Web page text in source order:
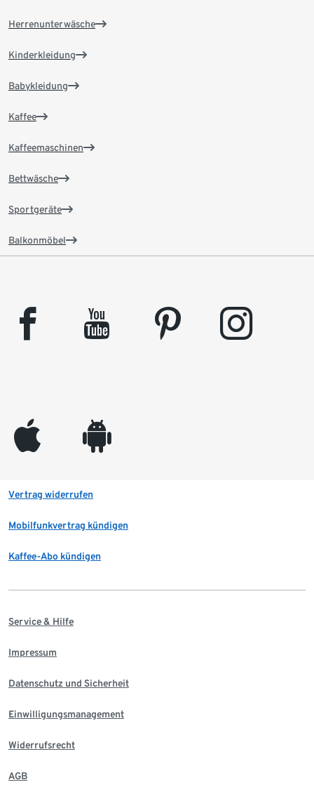
Herrenunterwäsche
Kinderkleidung
Babykleidung
Kaffee
Kaffeemaschinen
Bettwäsche
Sportgeräte
Balkonmöbel
facebook youtube pinterest instagram
appleinc android
Vertrag widerrufen
Mobilfunkvertrag kündigen
Kaffee-Abo kündigen
Service & Hilfe
Impressum
Datenschutz und Sicherheit
Einwilligungsmanagement
Widerrufsrecht
AGB